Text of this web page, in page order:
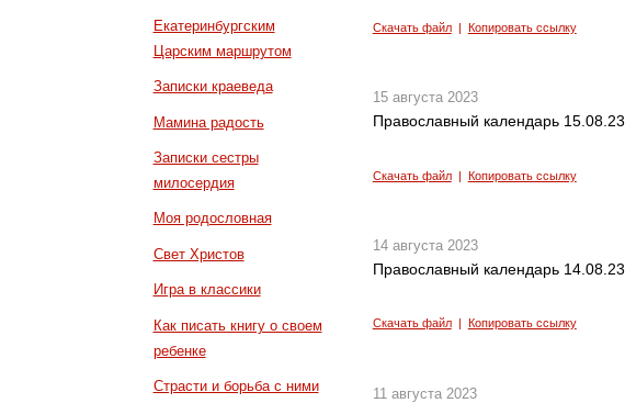
Екатеринбургским
Царским маршрутом
Записки краеведа
Мамина радость
Записки сестры
милосердия
Моя родословная
Свет Христов
Игра в классики
Как писать книгу о своем
ребенке
Страсти и борьба с ними
Скачать файл| Копировать ссылку
15 августа 2023
Православный календарь 15.08.23
Скачать файл| Копировать ссылку
14 августа 2023
Православный календарь 14.08.23
Скачать файл| Копировать ссылку
11 августа 2023